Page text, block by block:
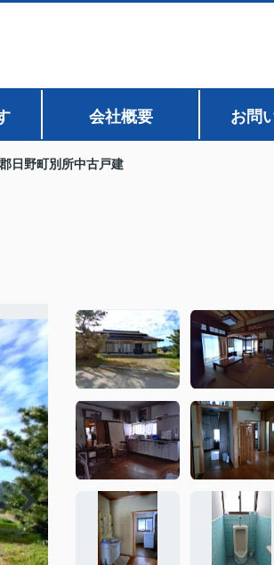
会社概要 お問
日野町別所中古戸建